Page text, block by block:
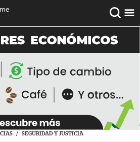
/ SEGURIDAD Y JUSTICIA